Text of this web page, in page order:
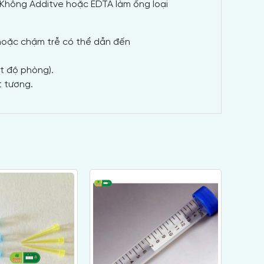
Additve hoặc EDTA làm ống loại
chậm trễ có thể dẫn đến
độ phòng).
tương.